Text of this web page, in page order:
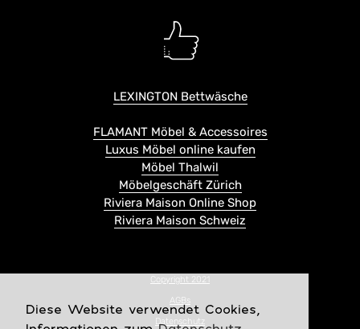
LEXINGTON Bettwäsche
FLAMANT Möbel & Accessoires
Luxus Möbel online kaufen
Möbel Thalwil
Möbelgeschäft Zürich
Riviera Maison Online Shop
Riviera Maison Schweiz
Copyright 2021
AGBs
Datenschutz
Diese Website verwendet Cookies,